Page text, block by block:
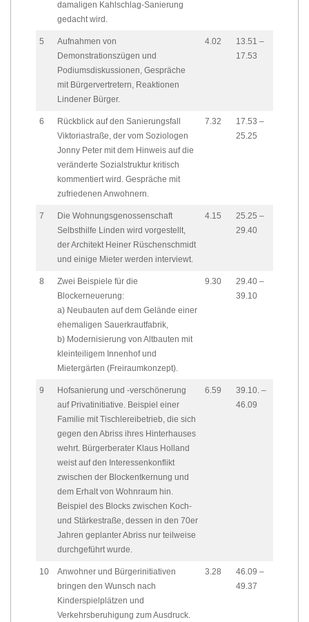
damaligen Kahlschlag-Sanierung
gedacht wird.
5
Aufnahmen von
Demonstrationszügen und
Podiumsdiskussionen, Gespräche
mit Bürgervertretern, Reaktionen
Lindener Bürger.
4.02
13.51 –
17.53
6
Rückblick auf den Sanierungsfall
Viktoriastraße, der vom Soziologen
Jonny Peter mit dem Hinweis auf die
veränderte Sozialstruktur kritisch
kommentiert wird. Gespräche mit
zufriedenen Anwohnern.
7.32
17.53 –
25.25
7
Die Wohnungsgenossenschaft
Selbsthilfe Linden wird vorgestellt,
der Architekt Heiner Rüschenschmidt
und einige Mieter werden interviewt.
4.15
25.25 –
29.40
8
Zwei Beispiele für die
Blockerneuerung:
a) Neubauten auf dem Gelände einer
ehemaligen Sauerkrautfabrik,
b) Modernisierung von Altbauten mit
kleinteiligem Innenhof und
Mietergärten (Freiraumkonzept).
9.30
29.40 –
39.10
9
Hofsanierung und -verschönerung
auf Privatinitiative. Beispiel einer
Familie mit Tischlereibetrieb, die sich
gegen den Abriss ihres Hinterhauses
wehrt. Bürgerberater Klaus Holland
weist auf den Interessenkonflikt
zwischen der Blockentkernung und
dem Erhalt von Wohnraum hin.
Beispiel des Blocks zwischen Koch-
und Stärkestraße, dessen in den 70er
Jahren geplanter Abriss nur teilweise
durchgeführt wurde.
6.59
39.10. –
46.09
10
Anwohner und Bürgerinitiativen
bringen den Wunsch nach
Kinderspielplätzen und
Verkehrsberuhigung zum Ausdruck.
3.28
46.09 –
49.37